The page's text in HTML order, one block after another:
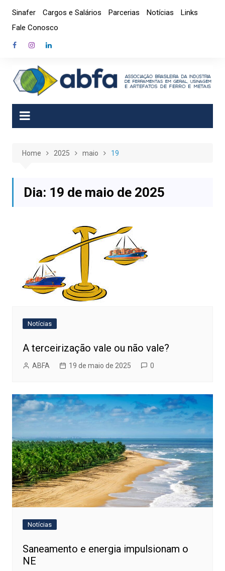
content
Sinafer Cargos e Salários Parcerias Notícias
Links
Fale Conosco
Home 2025 maio 19
Dia: 19 de maio de 2025
Notícias
A terceirização vale ou não vale?
ABFA 19 de maio de 2025 0
Notícias
Saneamento e energia impulsionam o
NE